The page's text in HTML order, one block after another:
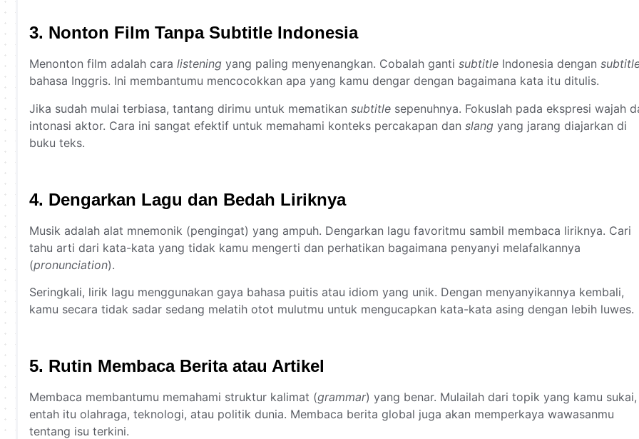
3. Nonton Film Tanpa Subtitle Indonesia
Menonton film adalah cara listening yang paling menyenangkan. Cobalah ganti subtitle Indonesia dengan
bahasa Inggris. Ini membantumu mencocokkan apa yang kamu dengar dengan bagaimana kata itu ditulis.
Jika sudah mulai terbiasa, tantang dirimu untuk mematikan subtitle sepenuhnya. Fokuslah pada ekspresi wajah
intonasi aktor. Cara ini sangat efektif untuk memahami konteks percakapan dan slang yang jarang diajarkan di
buku teks.
4. Dengarkan Lagu dan Bedah Liriknya
Musik adalah alat mnemonik (pengingat) yang ampuh. Dengarkan lagu favoritmu sambil membaca liriknya. Cari
tahu arti dari kata-kata yang tidak kamu mengerti dan perhatikan bagaimana penyanyi melafalkannya
(pronunciation).
Seringkali, lirik lagu menggunakan gaya bahasa puitis atau idiom yang unik. Dengan menyanyikannya kembali,
kamu secara tidak sadar sedang melatih otot mulutmu untuk mengucapkan kata-kata asing dengan lebih luwes.
5. Rutin Membaca Berita atau Artikel
Membaca membantumu memahami struktur kalimat (grammar) yang benar. Mulailah dari topik yang kamu sukai,
entah itu olahraga, teknologi, atau politik dunia. Membaca berita global juga akan memperkaya wawasanmu
tentang isu terkini.